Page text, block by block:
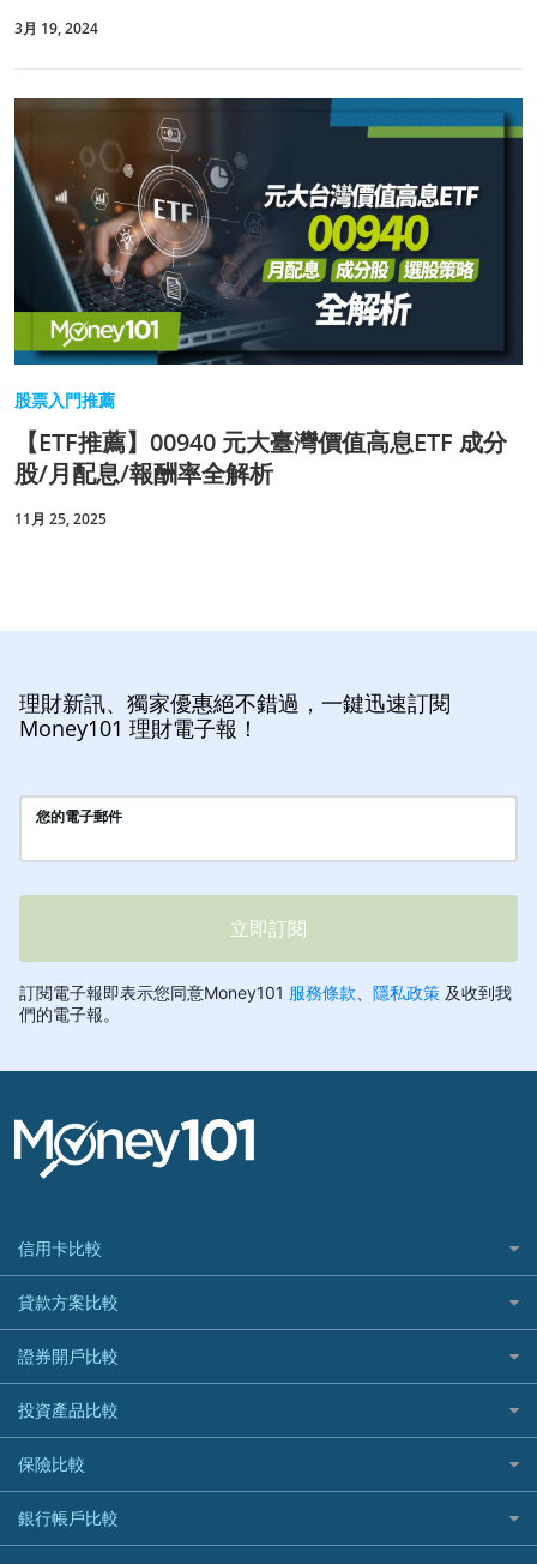
3月 19, 2024
股票入門推薦
【ETF推薦】00940 元大臺灣價值高息ETF 成分
股/月配息/報酬率全解析
11月 25, 2025
理財新訊、獨家優惠絕不錯過，一鍵迅速訂閱
Money101 理財電子報！
信用卡比較
信用卡情境類別推薦
所有信用卡
精選推薦
國內外現金回饋
繳稅優惠
航空哩程回饋
加油優惠
分期零利率優惠
貸款方案比較
快速線上貸款推薦
最完整貸款資訊一次看
繳稅貸款
貸款計算機
車貸計算機
精選貸款推薦
證券開戶比較
台股證券戶
美股證券戶
投資產品比較
機器人投資
加密貨幣
外幣定存
保險比較
住宅險
汽車保險
銀行帳戶比較